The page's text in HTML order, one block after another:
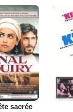
sacrée